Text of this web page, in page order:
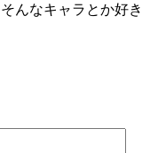
んなキャラとか好き